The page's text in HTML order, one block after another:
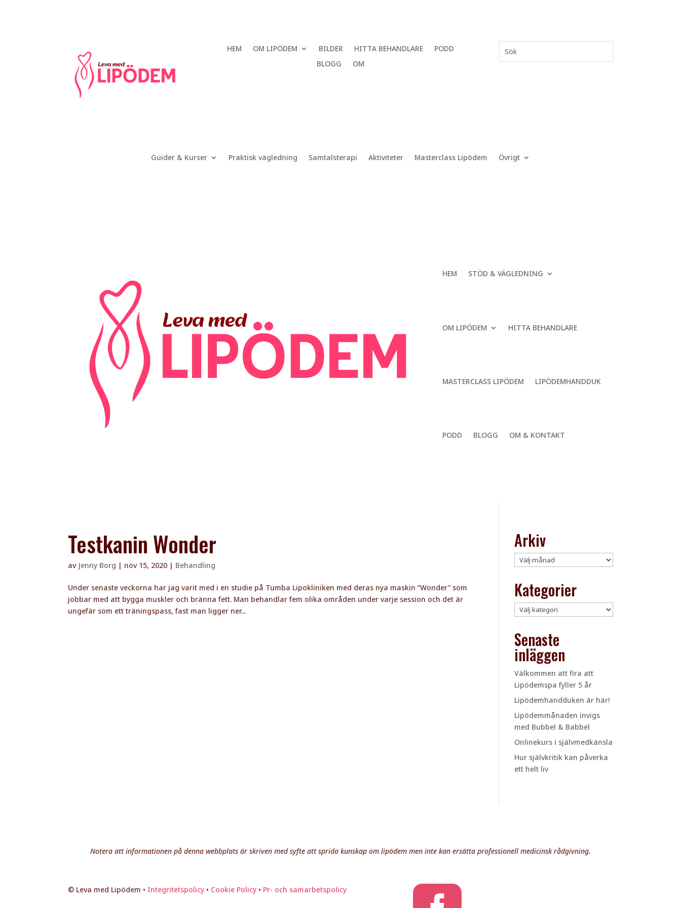
HEM OM LIPÖDEM BILDER HITTA BEHANDLARE
PODD
BLOGG
OM
Guider & Kurser Praktisk vägledning Samtalsterapi Aktiviteter Masterclass Lipödem Övrigt
HEM STÖD & VÄGLEDNING
OM LIPÖDEM HITTA BEHANDLARE
MASTERCLASS LIPÖDEM LIPÖDEMHANDDUK
PODD BLOGG OM & KONTAKT
Testkanin Wonder
av Jenny Borg | nov 15, 2020 | Behandling
Under senaste veckorna har jag varit med i en studie på Tumba Lipokliniken med deras nya maskin ”Wonder” som
jobbar med att bygga muskler och bränna fett. Man behandlar fem olika områden under varje session och det är
ungefär som ett träningspass, fast man ligger ner...
Arkiv
Arkiv
Kategorier
Kategorier
Senaste
inläggen
Välkommen att fira att
Lipödemspa fyller 5 år
Lipödemhandduken är här!
Lipödemmånaden invigs
med Bubbel & Babbel
Onlinekurs i självmedkänsla
Hur självkritik kan påverka
ett helt liv
Notera att informationen på denna webbplats är skriven med syfte att sprida kunskap om lipödem men inte kan ersätta professionell medicinsk rådgivning.
© Leva med Lipödem • Integritetspolicy • Cookie Policy • Pr- och samarbetspolicy